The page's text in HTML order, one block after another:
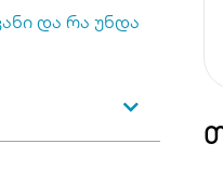
და რა უნდა